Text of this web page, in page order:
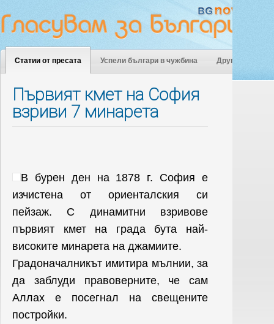
Статии от пресата Успели българи в чужбина Други
Първият кмет на София
взриви 7 минарета
В бурен ден на 1878 г. София е
изчистена от ориенталския си
пейзаж. С динамитни взривове
първият кмет на града бута най-
високите минарета на джамиите.
Градоначалникът имитира мълнии, за
да заблуди правоверните, че сам
Аллах е посегнал на свещените
постройки.